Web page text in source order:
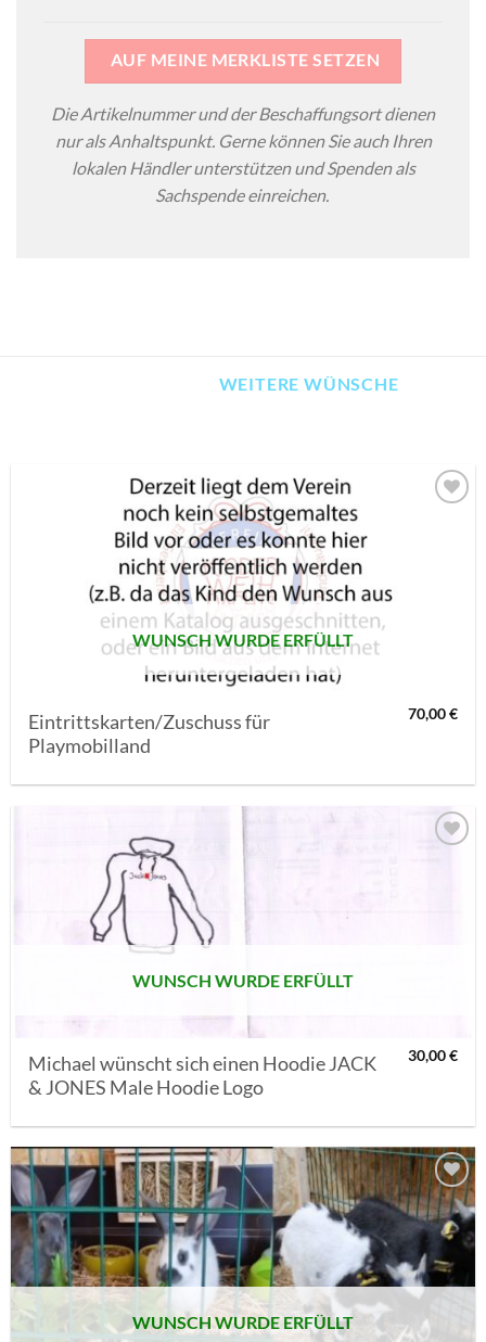
AUF MEINE MERKLISTE SETZEN
Die Artikelnummer und der Beschaffungsort dienen
nur als Anhaltspunkt. Gerne können Sie auch Ihren
lokalen Händler unterstützen und Spenden als
Sachspende einreichen.
WEITERE WÜNSCHE
WUNSCH WURDE ERFÜLLT
Eintrittskarten/Zuschuss für
Playmobilland
70,00€
WUNSCH WURDE ERFÜLLT
Michael wünscht sich einen Hoodie JACK
& JONES Male Hoodie Logo
30,00€
AUF MEINE
MERKLISTE
SETZEN
WUNSCH WURDE ERFÜLLT